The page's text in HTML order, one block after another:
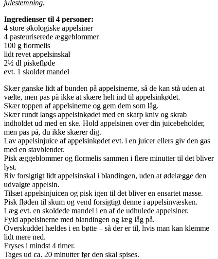
julestemning.
Ingredienser til 4 personer:
4 store økologiske appelsiner
4 pasteuriserede æggeblommer
100 g flormelis
lidt revet appelsinskal
2½ dl piskefløde
evt. 1 skoldet mandel
Skær ganske lidt af bunden på appelsinerne, så de kan stå uden at
vælte, men pas på ikke at skære helt ind til appelsinkødet.
Skær toppen af appelsinerne og gem dem som låg.
Skær rundt langs appelsinkødet med en skarp kniv og skrab
indholdet ud med en ske. Hold appelsinen over din juicebeholder,
men pas på, du ikke skærer dig.
Lav appelsinjuice af appelsinkødet evt. i en juicer ellers giv den gas
med en stavblender.
Pisk æggeblommer og flormelis sammen i flere minutter til det bliver
lyst.
Riv forsigtigt lidt appelsinskal i blandingen, uden at ødelægge den
udvalgte appelsin.
Tilsæt appelsinjuicen og pisk igen til det bliver en ensartet masse.
Pisk fløden til skum og vend forsigtigt denne i appelsinvæsken.
Læg evt. en skoldede mandel i en af de udhulede appelsiner.
Fyld appelsinerne med blandingen og læg låg på.
Overskuddet hældes i en bøtte – så der er til, hvis man kan klemme
lidt mere ned.
Fryses i mindst 4 timer.
Tages ud ca. 20 minutter før den skal spises.